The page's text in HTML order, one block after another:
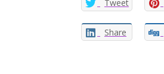
Tweet
Share